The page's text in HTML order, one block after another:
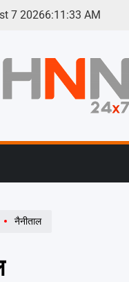
7 20266:11 :34 AM
नैनीताल